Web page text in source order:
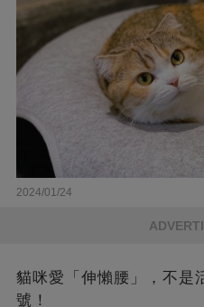
2024/01/24
貓咪愛「伸懶腰」，不是
號！